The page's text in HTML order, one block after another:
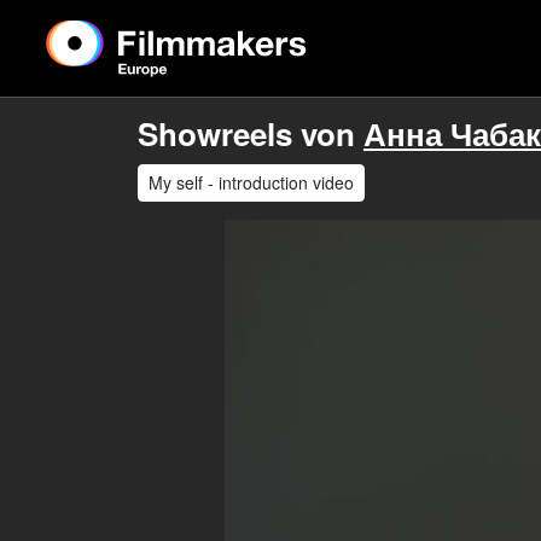
Showreels von Анна Чабак
My self - introduction video